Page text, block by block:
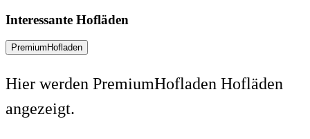
Interessante Hofläden
PremiumHofladen
Hier werden PremiumHofladen Hofläden
angezeigt.